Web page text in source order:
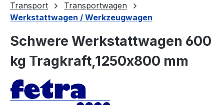
Transport
Transportwagen
Werkstattwagen / Werkzeugwagen
Schwere Werkstattwagen 600
kg Tragkraft,1250x800 mm